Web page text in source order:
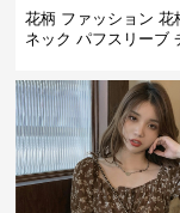
花柄 ファッション 花
ネック パフスリーブ